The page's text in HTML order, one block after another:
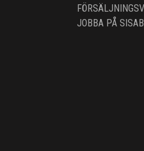
JOBBA PÅ SISAB